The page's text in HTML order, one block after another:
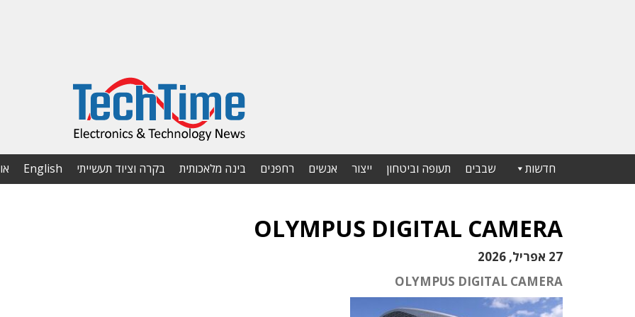
חדשות שבבים תעופה וביטחון ייצור אנשים רחפנים בינה מלאכותית בקרה וציוד תעשייתי English
OLYMPUS DIGITAL CAMERA
27 אפריל, 2026
OLYMPUS DIGITAL CAMERA